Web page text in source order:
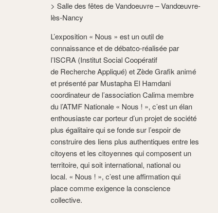
> Salle des fêtes de Vandoeuvre – Vandœuvre-
lès-Nancy
L’exposition « Nous » est un outil de
connaissance et de débatco-réalisée par
l’ISCRA (Institut Social Coopératif
de Recherche Appliqué) et Zède Grafik animé
et présenté par Mustapha El Hamdani
coordinateur de l’association Calima membre
du l’ATMF Nationale « Nous ! », c’est un élan
enthousiaste car porteur d’un projet de société
plus égalitaire qui se fonde sur l’espoir de
construire des liens plus authentiques entre les
citoyens et les citoyennes qui composent un
territoire, qui soit international, national ou
local. « Nous ! », c’est une affirmation qui
place comme exigence la conscience
collective.